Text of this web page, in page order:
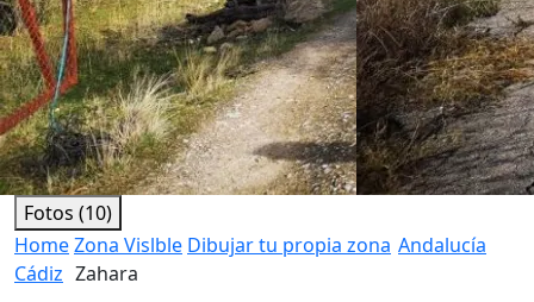
Fotos (10)
HomeZona Vislble Dibujar tu propia zona Andalucía
Cádiz Zahara